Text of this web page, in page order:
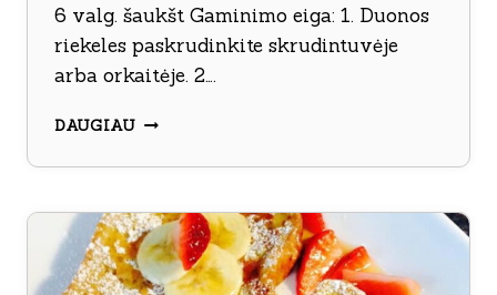
6 valg. šaukšt Gaminimo eiga: 1. Duonos
riekeles paskrudinkite skrudintuvėje
arba orkaitėje. 2….
DAUGIAUSKRUDINTOS
SUMUŠTINIAI
KIAUŠINIENE